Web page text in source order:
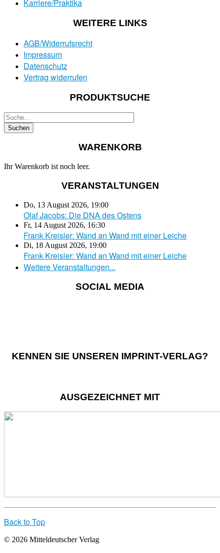
Karriere/Praktika
WEITERE LINKS
AGB/Widerrufsrecht
Impressum
Datenschutz
Vertrag widerrufen
PRODUKTSUCHE
WARENKORB
Ihr Warenkorb ist noch leer.
VERANSTALTUNGEN
Do, 13 August 2026, 19:00
Olaf Jacobs: Die DNA des Ostens
Fr, 14 August 2026, 16:30
Frank Kreisler: Wand an Wand mit einer Leiche
Di, 18 August 2026, 19:00
Frank Kreisler: Wand an Wand mit einer Leiche
Weitere Veranstaltungen...
SOCIAL MEDIA
KENNEN SIE UNSEREN IMPRINT-VERLAG?
AUSGEZEICHNET MIT
Back to Top
© 2026 Mitteldeutscher Verlag